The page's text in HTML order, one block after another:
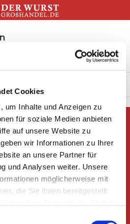
Cookies
um Inhalte und Anzeigen zu
für soziale Medien anbieten
auf unsere Website zu
wir Informationen zu Ihrer
an unsere Partner für
und Analysen weiter. Unsere
möglicherweise mit
die Sie ihnen bereitgestellt
möchten Sie
mit uns auf!
876 an oder